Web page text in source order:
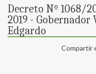
Decreto Nº 1068/
2019 -
Edgardo
Compartir